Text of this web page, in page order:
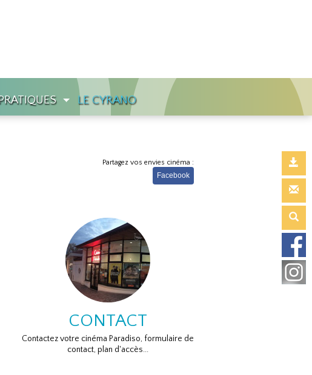
LE CYRANO
Partagez vos envies cinéma :
Facebook
CONTACT
Contactez votre cinéma Paradiso, formulaire de
contact, plan d'accès...